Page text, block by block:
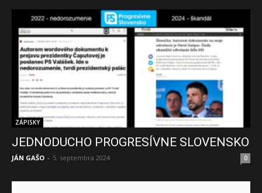
ZÁPISKY
JEDNODUCHO PROGRESÍVNE SLOVENSKO
JÁN GAŠO - 5. septembra 2024 0